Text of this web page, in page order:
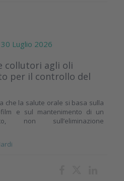
Luglio 2026
collutori agli oli
per il controllo del
che la salute orale si basa sulla
e sul mantenimento di un
non sull’eliminazione